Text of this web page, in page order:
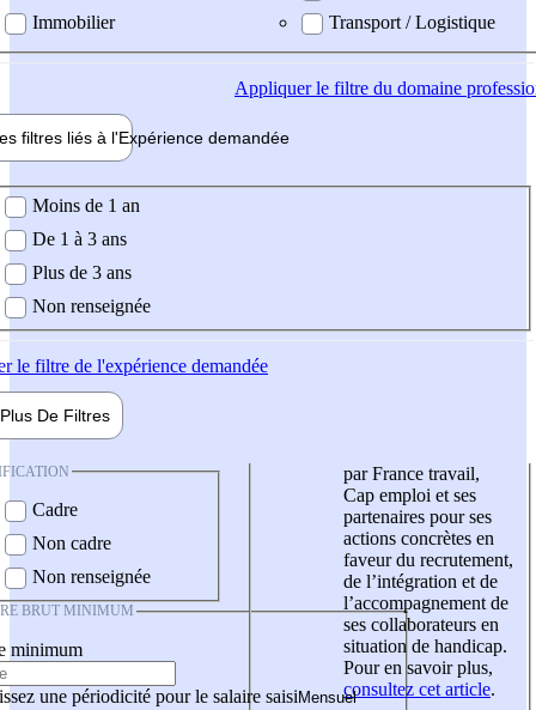
Immobilier
Transport / Logistique
Appliquerle filtre du domaine
filtres liés à l'Expérience demandée
demandée
Moins de 1 an
De 1 à 3 ans
Plus de 3 ans
Non renseignée
le filtre de l'expérience demandée
Plus De Filtres
Cadre
Non cadre
Non renseignée
BRUT MINIMUM
minimum
une périodicité pour le salaire saisi
par France travail,
Cap emploi et ses
partenaires pour ses
actions concrètes en
faveur du recrutement,
de l’intégration et de
l’accompagnement de
ses collaborateurs en
situation de handicap.
Pour en savoir plus,
consultez cet article.